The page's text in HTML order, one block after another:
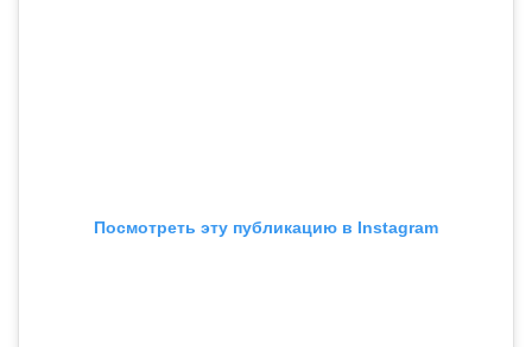
Посмотреть эту публикацию в Instagram